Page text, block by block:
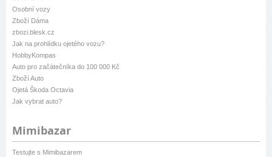
Osobní vozy
Zboží Dáma
zbozi.blesk.cz
Jak na prohlídku ojetého vozu?
HobbyKompas
Auto pro začátečníka do 100 000 Kč
Zboží Auto
Ojetá Škoda Octavia
Jak vybrat auto?
Mimibazar
Testujte s Mimibazarem